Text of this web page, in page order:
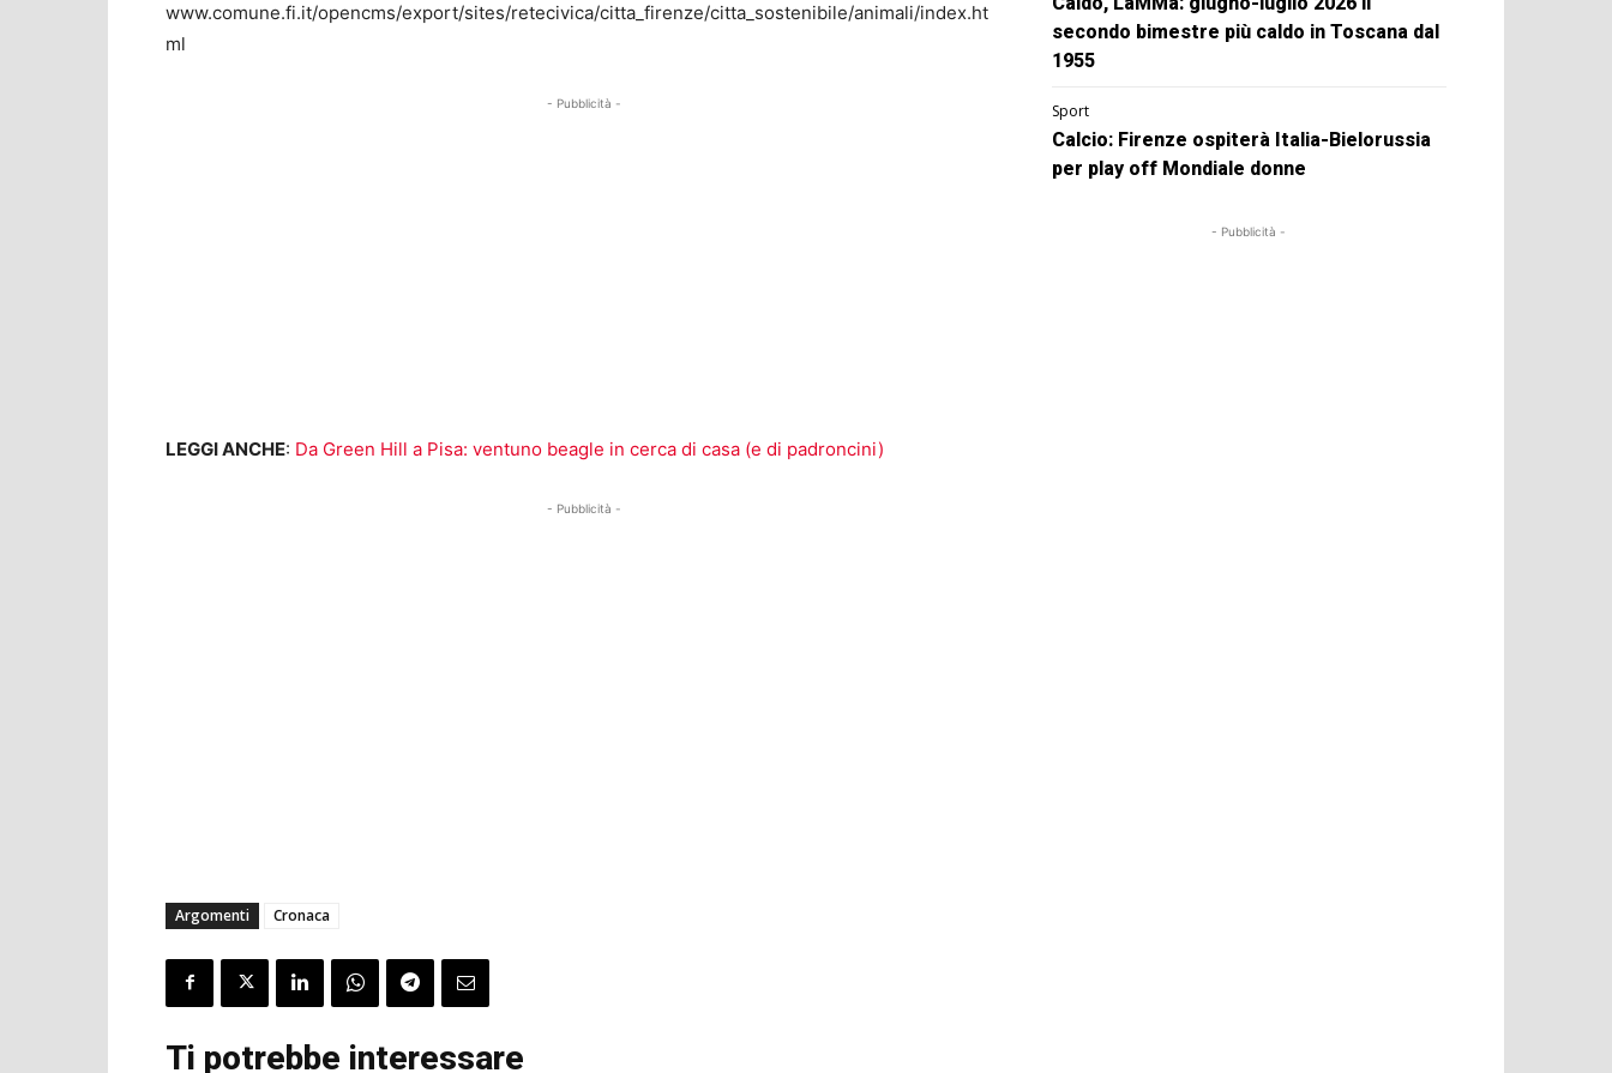
www.comune.fi.it/opencms/export/sites/retecivica/citta_firenze/citta_sostenibile/animali/index.ht
ml
- Pubblicità -
LEGGI ANCHE: Da Green Hill a Pisa: ventuno beagle in cerca di casa (e di padroncini)
- Pubblicità -
Argomenti Cronaca
Ti potrebbe interessare
secondo bimestre più caldo in Toscana dal
1955
Sport
Calcio: Firenze ospiterà Italia-Bielorussia
per play off Mondiale donne
- Pubblicità -